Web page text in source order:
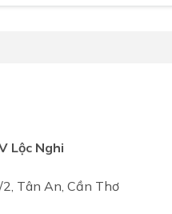
Lộc Nghi
Tân An, Cần Thơ